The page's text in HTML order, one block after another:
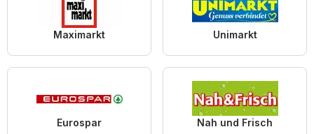
Maximarkt Unimarkt
Eurospar Nah und Frisch